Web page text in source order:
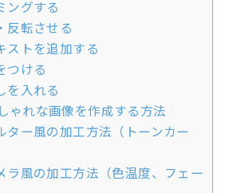
ングする
反転させる
ストを追加する
つける
を入れる
ゃれな画像を作成する方法
ター風の加工方法（トーンカー
ラ風の加工方法（色温度、フェー